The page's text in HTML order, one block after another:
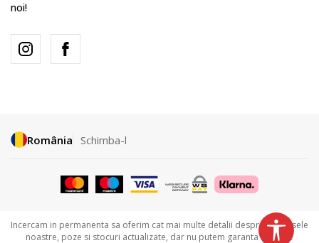
noi!
România Schimba-l
Incercam in permanenta sa oferim cat mai multe detalii despre produsele
noastre, poze si stocuri actualizate, dar nu putem garanta ca toate